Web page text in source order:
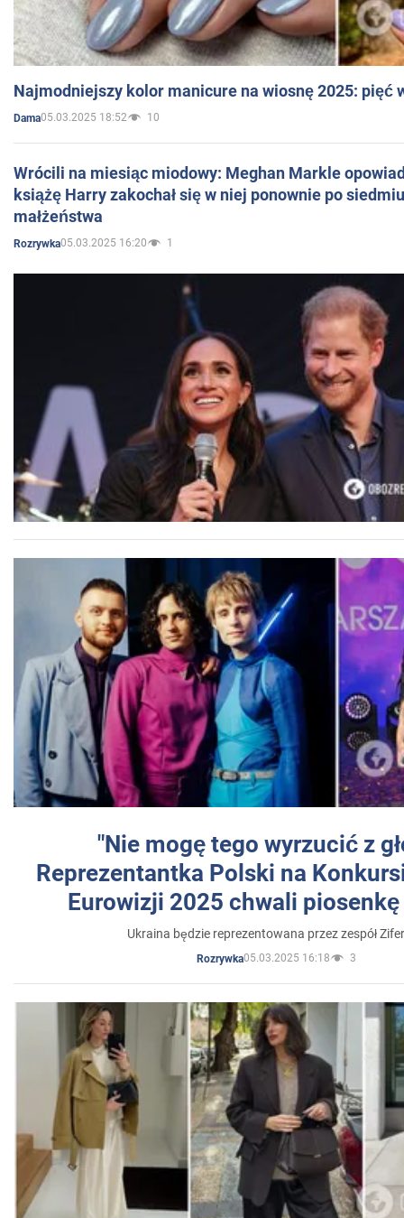
Najmodniejszy kolor manicure na wiosnę 2025: pięć
Dama05.03.2025 18:52 10
Wrócili na miesiąc miodowy: Meghan Markle
książę Harry zakochał się w niej ponownie po
małżeństwa
Rozrywka05.03.2025 16:20 1
"Nie mogę tego wyrzucić z
Reprezentantka Polski na
Eurowizji 2025 chwali
Ukraina będzie reprezentowana przez zespół
Rozrywka05.03.2025 16:18 3